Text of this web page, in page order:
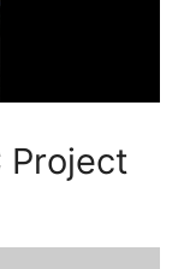
Project